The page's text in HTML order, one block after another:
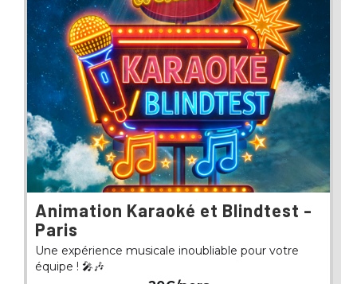
Animation Karaoké et Blindtest -
Paris
Une expérience musicale inoubliable pour votre
équipe ! 🎤🎶